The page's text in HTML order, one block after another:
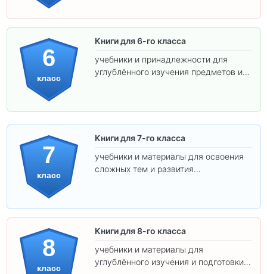
6
класс
Книги для 6-го класса
учебники и принадлежности для
углублённого изучения предметов и
7
класс
Книги для 7-го класса
учебники и материалы для освоения
сложных тем и развития
8
класс
Книги для 8-го класса
учебники и материалы для
углублённого изучения и подготовки к